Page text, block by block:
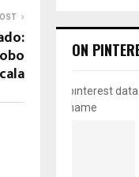
ON
pinterest
name